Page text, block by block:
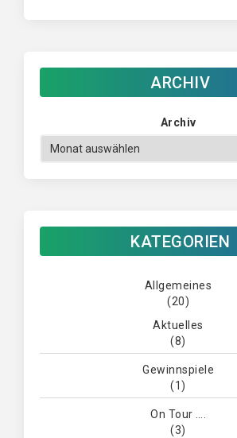
ARCHIV
Archiv
KATEGORIEN
Allgemeines
(20)
Aktuelles
(8)
Gewinnspiele
(1)
On Tour ….
(3)